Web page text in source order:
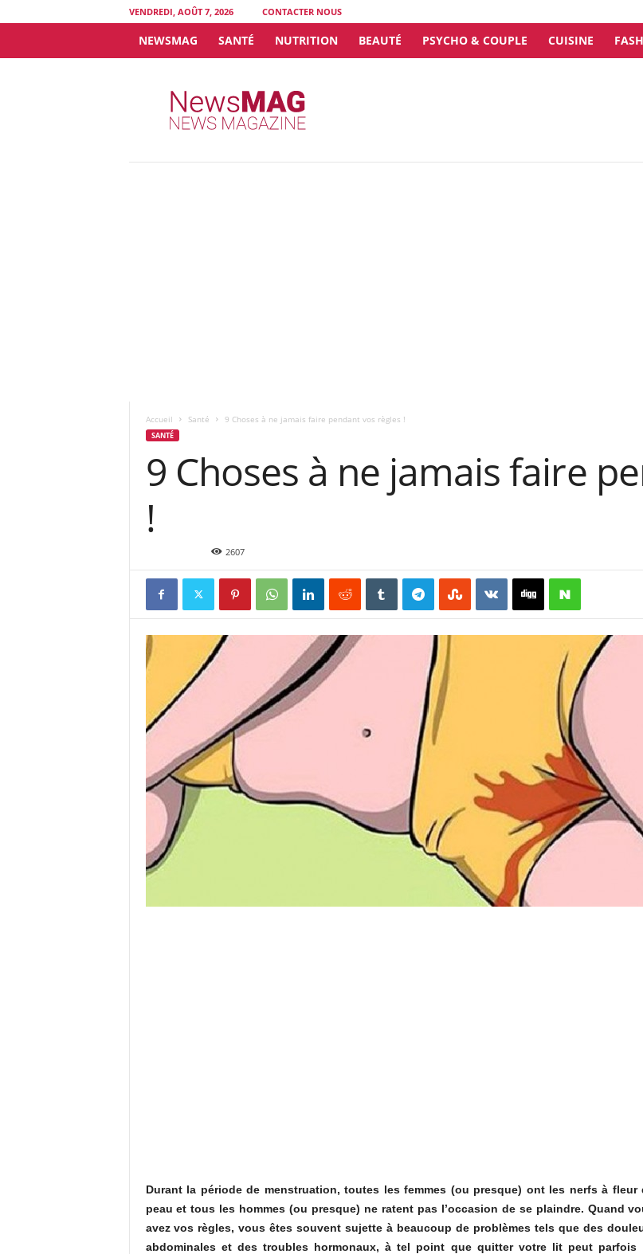
VENDREDI, AOÛT 7, 2026 CONTACTER NOUS
NEWSMAG SANTÉ NUTRITION BEAUTÉ PSYCHO & COUPLE CUISINE
Accueil Santé 9 Choses à ne jamais faire pendant vos règles !
SANTÉ
9 Choses à ne jamais faire
!
2607
Durant la période de menstruation, toutes les femmes (ou presque) ont les nerfs à fleur
peau et tous les hommes (ou presque) ne ratent pas l’occasion de se plaindre. Quand
avez vos règles, vous êtes souvent sujette à beaucoup de problèmes tels que des
abdominales et des troubles hormonaux, à tel point que quitter votre lit peut parfois